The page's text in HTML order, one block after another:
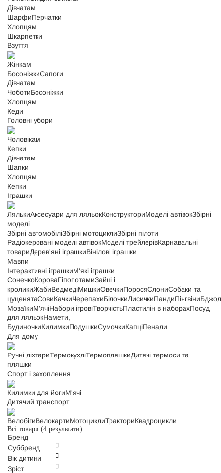
Дівчатам
ШарфиПерчатки
Хлопцям
Шкарпетки
Взуття
Жінкам
БосоніжкиСапоги
Дівчатам
ЧоботиБосоніжки
Хлопцям
Кеди
Головні убори
Чоловікам
Кепки
Дівчатам
Шапки
Хлопцям
Кепки
Іграшки
ЛялькиАксесуари для ляльокКонструкториМоделі автівокЗбірні
моделі
Збірні автомобіліЗбірні мотоциклиЗбірні пілоти
Радіокеровані моделі автівокМоделі трейлерівКарнавальні
товариДерев'яні іграшкиВінілові іграшки
Мавпи
Інтерактивні іграшкиМ'які іграшки
СонечкоКороваГіпопотамиЗайці і
кроликиЖабиВедмедіМишкиОвечкиПоросяСлониСобаки та
цуценятаСовиКачкиЧерепахиБілочкиЛисичкиПандиПінгвіни
МозаїкиМ'ячіНабори ігровіТворчістьПластилін в наборахПосуд
для ляльокНамети,
БудиночкиКилимкиПодушкиСумочкиКапціПенали
Для дому
Ручні ліхтариТермокухліТермопляшкиДитячі термоси та
пляшки
Спорт і захоплення
Килимки для йогиМ'ячі
Дитячий транспорт
ВелобігиВелокартиМотоциклиТракториКвадроцикли
Всі товари (4 результати)
Бренд
Суббренд
Вік дитини
Зріст